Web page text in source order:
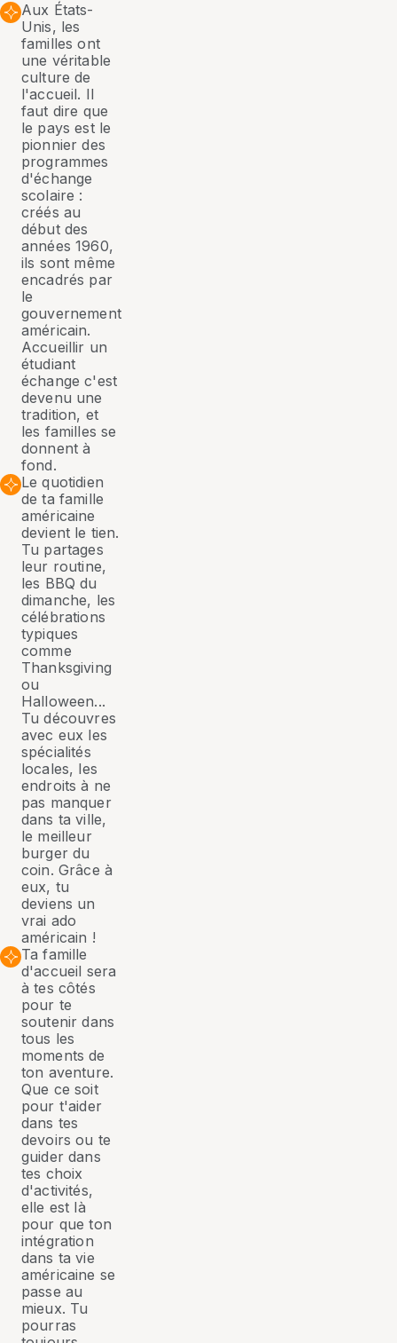
Aux États-
Unis, les
familles ont
une véritable
culture de
l'accueil. Il
faut dire que
le pays est le
pionnier des
programmes
d'échange
scolaire :
créés au
début des
années 1960,
ils sont même
encadrés par
le
gouvernement
américain.
Accueillir un
étudiant
échange c'est
devenu une
tradition, et
les familles se
donnent à
fond.
Le quotidien
de ta famille
américaine
devient le tien.
Tu partages
leur routine,
les BBQ du
dimanche, les
célébrations
typiques
comme
Thanksgiving
ou
Halloween...
Tu découvres
avec eux les
spécialités
locales, les
endroits à ne
pas manquer
dans ta ville,
le meilleur
burger du
coin. Grâce à
eux, tu
deviens un
vrai ado
américain !
Ta famille
d'accueil sera
à tes côtés
pour te
soutenir dans
tous les
moments de
ton aventure.
Que ce soit
pour t'aider
dans tes
devoirs ou te
guider dans
tes choix
d'activités,
elle est là
pour que ton
intégration
dans ta vie
américaine se
passe au
mieux. Tu
pourras